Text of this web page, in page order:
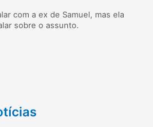
com a ex de Samuel, mas ela
sobre o assunto.